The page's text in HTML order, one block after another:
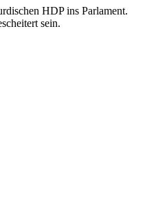
HDP ins Parlament.
sein.